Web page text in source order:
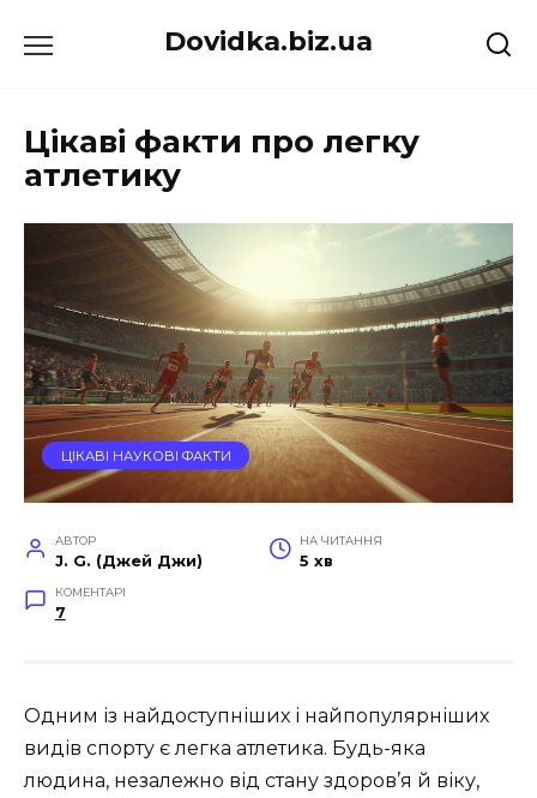
до
Dovidka.biz.ua
Цікаві факти про легку
атлетику
ЦІКАВІ НАУКОВІ ФАКТИ
АВТОР
J. G. (Джей Джи)
НА ЧИТАННЯ
5 хв
КОМЕНТАРІ
7
Одним із найдоступніших і найпопулярніших
видів спорту є легка атлетика. Будь-яка
людина, незалежно від стану здоров’я й віку,